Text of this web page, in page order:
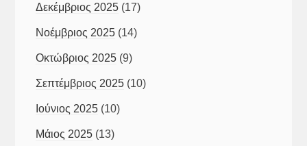
Δεκέμβριος 2025 (17)
Νοέμβριος 2025 (14)
Οκτώβριος 2025 (9)
Σεπτέμβριος 2025 (10)
Ιούνιος 2025 (10)
Μάιος 2025 (13)